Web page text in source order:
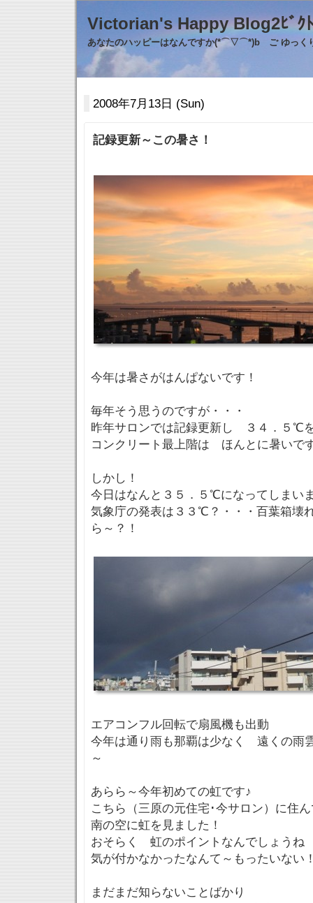
Victorian's Happy
あなたのハッピーはなんですか(*⌒▽⌒*)b ご ゆっく
2008年7月13日 (Sun)
記録更新～この暑さ！
今年は暑さがはんぱないです！
毎年そう思うのですが・・・
昨年サロンでは記録更新し ３４．５℃
コンクリート最上階は ほんとに暑いで
しかし！
今日はなんと３５．５℃になってしまい
気象庁の発表は３３℃？・・・百葉箱壊
ら～？！
エアコンフル回転で扇風機も出動
今年は通り雨も那覇は少なく 遠くの雨
～
あらら～今年初めての虹です♪
こちら（三原の元住宅･今サロン）に住
南の空に虹を見ました！
おそらく 虹のポイントなんでしょうね
気が付かなかったなんて～もったいない
まだまだ知らないことばかり